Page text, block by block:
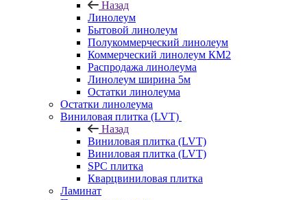
Назад
Линолеум
Бытовой линолеум
Полукоммерческий линолеум
Коммерческий линолеум КМ2
Распродажа линолеума
Линолеум ширина 5м
Остатки линолеума
Остатки линолеума
Виниловая плитка (LVT)
Назад
Виниловая плитка (LVT)
Виниловая плитка (LVT)
SPC плитка
Кварцвиниловая плитка
Ламинат